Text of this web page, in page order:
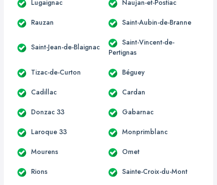
Lugaignac Naujan-et-Postiac
Rauzan Saint-Aubin-de-Branne
Saint-Jean-de-Blaignac
Saint-Vincent-de-
Pertignas
Tizac-de-Curton Béguey
Cadillac Cardan
Donzac 33 Gabarnac
Laroque 33 Monprimblanc
Mourens Omet
Rions Sainte-Croix-du-Mont